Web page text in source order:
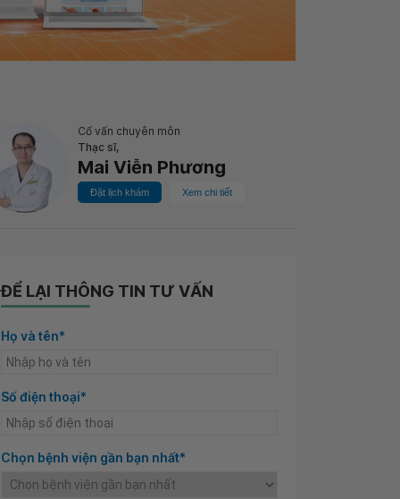
Cố vấn chuyên môn
Thạc sĩ,
Mai Viễn Phương
Đặt lịch khám Xem chi tiết
ĐỂ LẠI THÔNG TIN TƯ VẤN
Họ và tên*
Số điện thoại*
Chọn bệnh viện gần bạn nhất*